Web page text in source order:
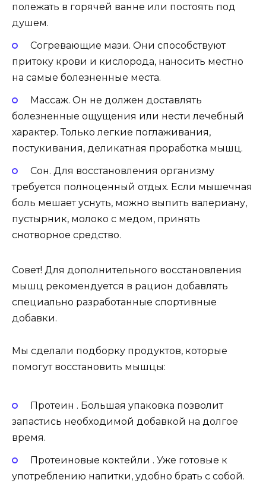
полежать в горячей ванне или постоять под
душем.
Согревающие мази. Они способствуют
притоку крови и кислорода, наносить местно
на самые болезненные места.
Массаж. Он не должен доставлять
болезненные ощущения или нести лечебный
характер. Только легкие поглаживания,
постукивания, деликатная проработка мышц.
Сон. Для восстановления организму
требуется полноценный отдых. Если мышечная
боль мешает уснуть, можно выпить валериану,
пустырник, молоко с медом, принять
снотворное средство.
Совет! Для дополнительного восстановления
мышц рекомендуется в рацион добавлять
специально разработанные спортивные
добавки.
Мы сделали подборку продуктов, которые
помогут восстановить мышцы:
Протеин . Большая упаковка позволит
запастись необходимой добавкой на долгое
время.
Протеиновые коктейли . Уже готовые к
употреблению напитки, удобно брать с собой.